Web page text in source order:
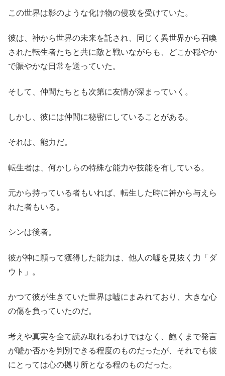
この世界は影のような化け物の侵攻を受けていた。
彼は、神から世界の未来を託され、同じく異世界から召喚
された転生者たちと共に敵と戦いながらも、どこか穏やか
で賑やかな日常を送っていた。
そして、仲間たちとも次第に友情が深まっていく。
しかし、彼には仲間に秘密にしていることがある。
それは、能力だ。
転生者は、何かしらの特殊な能力や技能を有している。
元から持っている者もいれば、転生した時に神から与えら
れた者もいる。
シンは後者。
彼が神に願って獲得した能力は、他人の嘘を見抜く力「ダ
ウト」。
かつて彼が生きていた世界は嘘にまみれており、大きな心
の傷を負っていたのだ。
考えや真実を全て読み取れるわけではなく、飽くまで発言
が嘘か否かを判別できる程度のものだったが、それでも彼
にとっては心の拠り所となる程のものだった。